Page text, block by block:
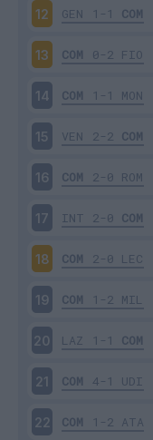
12 GEN 1-1 COM
13 COM 0-2 FIO
14 COM 1-1 MON
15 VEN 2-2 COM
16 COM 2-0 ROM
17 INT 2-0 COM
18 COM 2-0 LEC
19 COM 1-2 MIL
20 LAZ 1-1 COM
21 COM 4-1 UDI
22 COM 1-2 ATA